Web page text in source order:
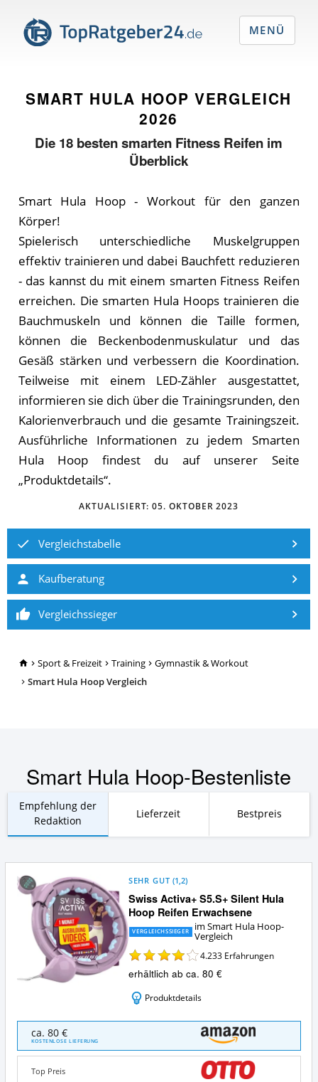
TopRatgeber24.de
Sport & Freizeit Training
Gymnastik & Workout
Smart Hula Hoop Vergleich
SMART HULA HOOP VERGLEICH
2026
Die 18 besten smarten Fitness Reifen im
Überblick
Smart Hula Hoop - Workout für den ganzen
Körper!
Spielerisch unterschiedliche Muskelgruppen
effektiv trainieren und dabei Bauchfett reduzieren
- das kannst du mit einem smarten Fitness Reifen
erreichen. Die smarten Hula Hoops trainieren die
Bauchmuskeln und können die Taille formen,
können die Beckenbodenmuskulatur und das
Gesäß stärken und verbessern die Koordination.
Teilweise mit einem LED-Zähler ausgestattet,
informieren sie dich über die Trainingsrunden, den
Kalorienverbrauch und die gesamte Trainingszeit.
Ausführliche Informationen zu jedem Smarten
Hula Hoop findest du auf unserer Seite
„Produktdetails“.
AKTUALISIERT:05. OKTOBER 2023
Vergleichstabelle
Kaufberatung
Vergleichssieger
Smart Hula Hoop-Bestenliste
Empfehlung der
Redaktion
Lieferzeit Bestpreis
Swiss Activa+ S5.S+ Silent Hula
Hoop Reifen Erwachsene
SEHR GUT (1,2)
VERGLEICHSSIEGER
im Smart Hula Hoop-
Vergleich
4.233 Erfahrungen
erhältlich ab ca. 80 €
Produktdetails
Activa+
S5.S+
Silent
Hula
ca. 80 €
KOSTENLOSE LIEFERUNG
Top Preis
MENÜ